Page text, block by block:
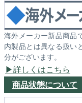
海外メーカー新品商品
内製品とは異なる扱い
分がございます。
詳しくはこちら
商品状態について